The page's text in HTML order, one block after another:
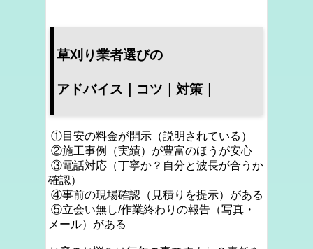
草刈り業者選びの
アドバイス｜コツ｜対策｜
①目安の料金が開示（説明されている）
②施工事例（実績）が豊富のほうが安心
③電話対応（丁寧か？自分と波長が合うか
確認）
④事前の現場確認（見積りを提示）がある
⑤立会い無し/作業終わりの報告（写真・
メール）がある